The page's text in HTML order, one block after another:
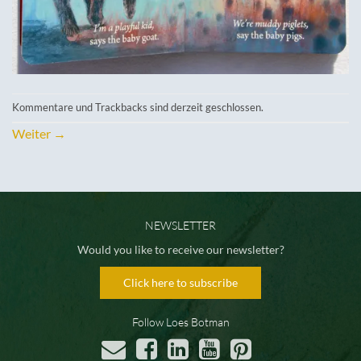
Kommentare und Trackbacks sind derzeit geschlossen.
Weiter →
NEWSLETTER
Would you like to receive our newsletter?
Click here to subscribe
Follow Loes Botman